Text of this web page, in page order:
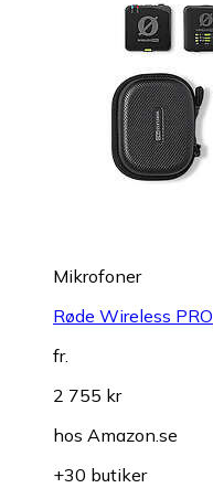
Mikrofoner
Røde Wireless PRO
fr.
2 755 kr
hos Amazon.se
+30 butiker